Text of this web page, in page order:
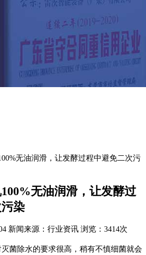
无油润滑，让发酵过程中避免二次污
无油润滑，让发酵过
染
新闻来源：行业资讯 浏览：3414次
菌除水的要求很高，稍有不慎细菌就会